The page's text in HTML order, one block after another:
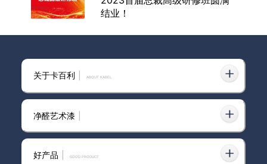
结业！
赋能终端，卡百利又一次在路上
家与美术馆竟一时分不出高下 祝
贺卡百利净醛布莱娅荣膺美国
关于卡百利 ABOUT KABEL
净醛艺术漆
好产品 GOOD PRODUCT